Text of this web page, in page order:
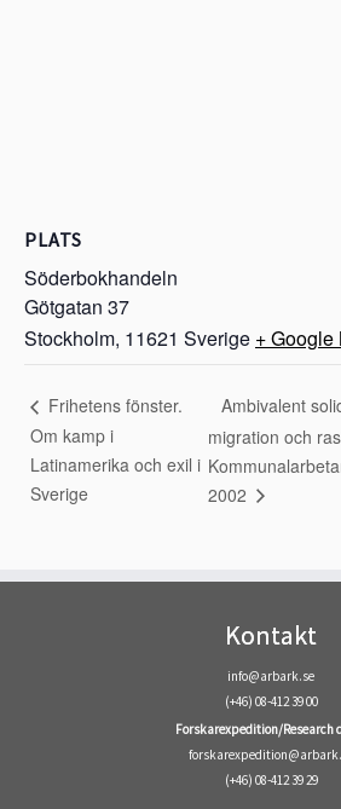
PLATS
Söderbokhandeln
Götgatan 37
Stockholm, 11621 Sverige + Google
Frihetens fönster.
Om kamp i
Latinamerika och exil i
Sverige
Ambivalent
migration och
2002
Kontakt
info@arbark.se
(+46) 08-412 39 00
Forskarexpedition/Research
(+46) 08-412 39 29